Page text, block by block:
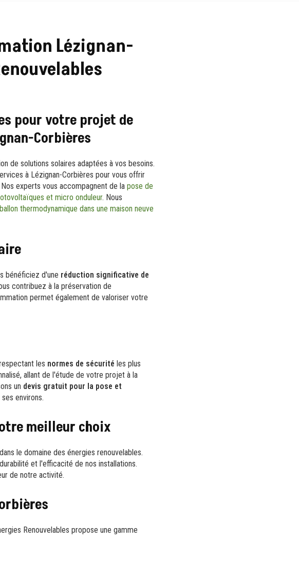
Lézignan-
pour votre projet de
Corbières
de solutions solaires adaptées à vos besoins.
à Lézignan-Corbières pour vous offrir
experts vous accompagnent de la pose de
et micro onduleur. Nous
thermodynamique dans une maison neuve
bénéficiez d'une réduction significative de
contribuez à la préservation de
permet également de valoriser votre
les normes de sécurité les plus
allant de l'étude de votre projet à la
un devis gratuit pour la pose et
environs.
meilleur choix
le domaine des énergies renouvelables.
et l'efficacité de nos installations.
de notre activité.
Renouvelables propose une gamme